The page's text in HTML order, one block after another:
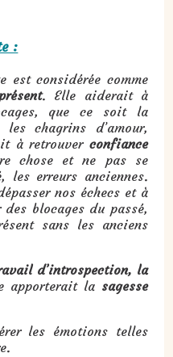
:
est considérée comme
. Elle aiderait à
que ce soit la
chagrins d’amour,
à retrouver confiance
chose et ne pas se
les erreurs anciennes.
nos échecs et à
blocages du passé,
sans les anciens
d’introspection, la
apporterait la sagesse
les émotions telles